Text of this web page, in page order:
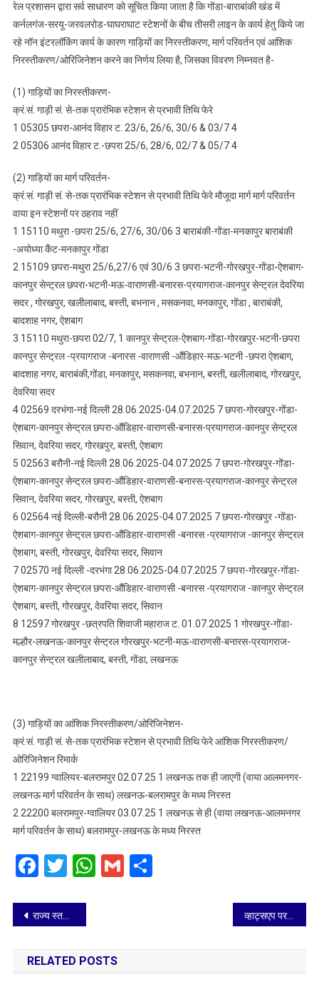
रेलगाड़ियों
का
निरस्तीकरण,
मार्ग
रेल प्रशासन द्वारा सर्व साधारण को सूचित किया जाता है कि गोंडा-बाराबांकी खंड में
कर्नलगंज-सरयू-जरवलरोड-घाघराघाट स्टेशनों के बीच तीसरी लाइन के कार्य हेतु किये जा
रहे नॉन इंटरलॉकिंग कार्य के कारण गाड़ियों का निरस्तीकरण, मार्ग परिवर्तन एवं आंशिक
निरस्तीकरण/ओरिजिनेशन करने का निर्णय लिया है, जिसका विवरण निम्नवत है-
(1) गाड़ियों का निरस्तीकरण-
क्रं.सं. गाड़ी सं. से-तक प्रारंभिक स्टेशन से प्रभावी तिथि फेरे
1 05305 छपरा-आनंद विहार ट. 23/6, 26/6, 30/6 & 03/7 4
2 05306 आनंद विहार ट.-छपरा 25/6, 28/6, 02/7 & 05/7 4
(2) गाड़ियों का मार्ग परिवर्तन-
क्रं.सं. गाड़ी सं. से-तक प्रारंभिक स्टेशन से प्रभावी तिथि फेरे मौजूदा मार्ग मार्ग परिवर्तन
वाया इन स्टेशनों पर ठहराव नहीं
1 15110 मथुरा -छपरा 25/6, 27/6, 30/06 3 बाराबंकी-गोंडा-मनकापुर बाराबंकी
-अयोध्या कैंट-मनकापुर गोंडा
2 15109 छपरा-मथुरा 25/6,27/6 एवं 30/6 3 छपरा-भटनी-गोरखपुर-गोंडा-ऐशबाग-
कानपुर सेन्ट्रल छपरा-भटनी-मऊ-वाराणसी-बनारस-प्रयागराज-कानपुर सेन्ट्रल देवरिया
सदर , गोरखपुर, खलीलाबाद, बस्ती, बभनान , मसकनवा, मनकापुर, गोंडा , बाराबंकी,
बादशाह नगर, ऐशबाग
3 15110 मथुरा-छपरा 02/7, 1 कानपुर सेन्ट्रल-ऐशबाग-गोंडा-गोरखपुर-भटनी-छपरा
कानपुर सेन्ट्रल -प्रयागराज -बनारस -वाराणसी -औंडिहार-मऊ-भटनी -छपरा ऐशबाग,
बादशाह नगर, बाराबंकी,गोंडा, मनकापुर, मसकनवा, बभनान, बस्ती, खलीलाबाद, गोरखपुर,
देवरिया सदर
4 02569 दरभंगा-नई दिल्ली 28.06.2025-04.07.2025 7 छपरा-गोरखपुर-गोंडा-
ऐशबाग-कानपुर सेन्ट्रल छपरा-औंडिहार-वाराणसी-बनारस-प्रयागराज-कानपुर सेन्ट्रल
सिवान, देवरिया सदर, गोरखपुर, बस्ती, ऐशबाग
5 02563 बरौनी-नई दिल्ली 28.06.2025-04.07.2025 7 छपरा-गोरखपुर-गोंडा-
ऐशबाग-कानपुर सेन्ट्रल छपरा-औंडिहार-वाराणसी-बनारस-प्रयागराज-कानपुर सेन्ट्रल
सिवान, देवरिया सदर, गोरखपुर, बस्ती, ऐशबाग
6 02564 नई दिल्ली-बरौनी 28.06.2025-04.07.2025 7 छपरा-गोरखपुर -गोंडा-
ऐशबाग-कानपुर सेन्ट्रल छपरा-औंडिहार-वाराणसी -बनारस -प्रयागराज -कानपुर सेन्ट्रल
ऐशबाग, बस्ती, गोरखपुर, देवरिया सदर, सिवान
7 02570 नई दिल्ली -दरभंगा 28.06.2025-04.07.2025 7 छपरा-गोरखपुर-गोंडा-
ऐशबाग-कानपुर सेन्ट्रल छपरा-औंडिहार-वाराणसी -बनारस -प्रयागराज -कानपुर सेन्ट्रल
ऐशबाग, बस्ती, गोरखपुर, देवरिया सदर, सिवान
8 12597 गोरखपुर -छत्रपति शिवाजी महाराज ट. 01.07.2025 1 गोरखपुर-गोंडा-
मल्हौर-लखनऊ-कानपुर सेन्ट्रल गोरखपुर-भटनी-मऊ-वाराणसी-बनारस-प्रयागराज-
कानपुर सेन्ट्रल खलीलाबाद, बस्ती, गोंडा, लखनऊ
(3) गाड़ियों का आंशिक निरस्तीकरण/ओरिजिनेशन-
क्रं.सं. गाड़ी सं. से-तक प्रारंभिक स्टेशन से प्रभावी तिथि फेरे आंशिक निरस्तीकरण/
ओरिजिनेशन रिमार्क
1 22199 ग्वालियर-बलरामपुर 02.07.25 1 लखनऊ तक ही जाएगी (वाया आलमनगर-
लखनऊ मार्ग परिवर्तन के साथ) लखनऊ-बलरामपुर के मध्य निरस्त
2 22200 बलरामपुर-ग्वालियर 03.07.25 1 लखनऊ से ही (वाया लखनऊ-आलमनगर
मार्ग परिवर्तन के साथ) बलरामपुर-लखनऊ के मध्य निरस्त
Facebook
Twitter
WhatsApp
GmailShare
Post
navigation
राज्य स्तरीय योग ओलम्पियाड आगरा के अमन ने जीता स्वर्ण पदक व्हाट्सएप पर हाउस टैक्स जमा कराएं साथ ही डिजिटल रिसिप्ट पायें
RELATED POSTS